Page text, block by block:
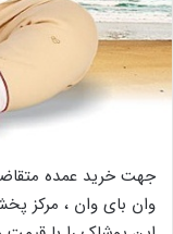
جهت خرید عمده
وان بای وان ، مرکز